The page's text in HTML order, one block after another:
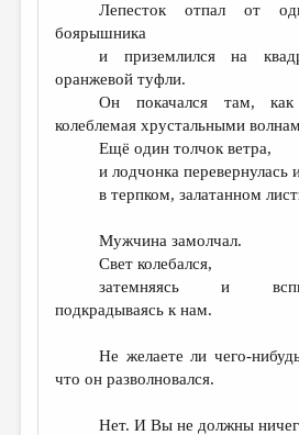
Лепесток отпал от
боярышника
и приземлился на
оранжевой туфли.
Он покачался там, как
колеблемая хрустальными
Ещё один толчок ветра,
и лодчонка перевернулась
в терпком, залатанном
Мужчина замолчал.
Свет колебался,
затемняясь и
подкрадываясь к нам.
Не желаете ли чего-
что он разволновался.
Нет. И Вы не должны